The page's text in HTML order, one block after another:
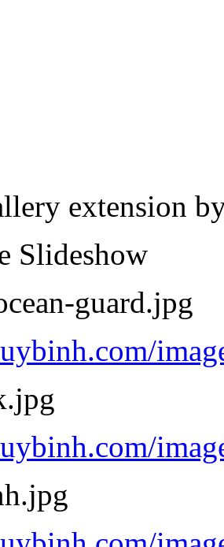
extension
Slideshow
guard.jpg